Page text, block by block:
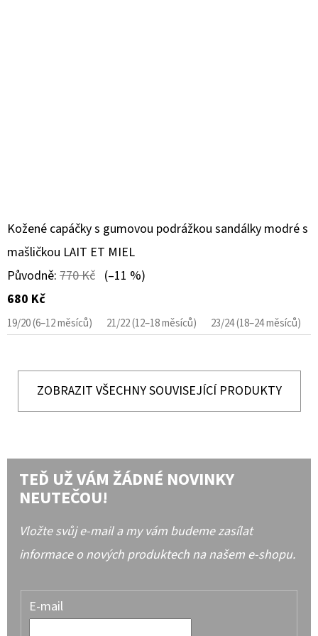
Kožené capáčky s gumovou podrážkou sandálky modré s
mašličkou LAIT ET MIEL
Původně: 770 Kč (–11 %)
680 Kč
19/20 (6–12 měsíců) 21/22 (12–18 měsíců) 23/24 (18–24 měsíců)
ZOBRAZIT VŠECHNY SOUVISEJÍCÍ PRODUKTY
TEĎ UŽ VÁM ŽÁDNÉ NOVINKY
NEUTEČOU!
Vložte svůj e-mail a my vám budeme zasílat
informace o nových produktech na našem e-shopu.
E-mail